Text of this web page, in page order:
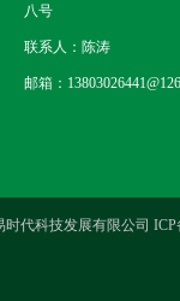
八号
联系人：陈涛
邮箱：
时代科技发展有限公司 ICP